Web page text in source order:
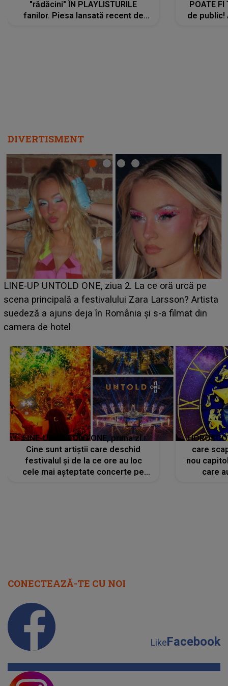
"rădăcini" ÎN PLAYLISTURILE
fanilor. Piesa lansată recent de
POATE FI
de public!
DIVERTISMENT
Ce a dezvăluit noua concurentă din "Casa Iubirii" l-a
luat prin surprindere pe Emanuel. CINE ESTE
BĂIATUL VIZAT de Alexandra?! Aflându-se în fața
faptului împlinit, A RECUNOSCUT IMEDIAT: "Am
LINE-UP UNTOLD ONE, prima zi.
Cine sunt artiștii care deschid
festivalul și de la ce ore au loc
cele mai așteptate concerte pe
care
nou
care
CONECTEAZĂ-TE CU NOI
LikeFacebook